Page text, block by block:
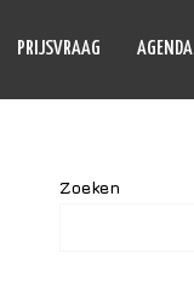
PRIJSVRAAG AGENDA
Zoeken